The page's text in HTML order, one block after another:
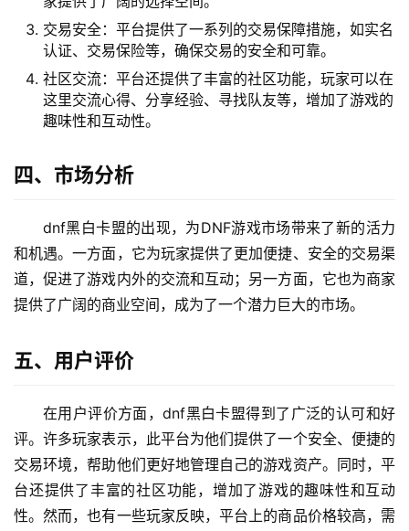
交易安全：平台提供了一系列的交易保障措施，如实名
认证、交易保险等，确保交易的安全和可靠。
社区交流：平台还提供了丰富的社区功能，玩家可以在
这里交流心得、分享经验、寻找队友等，增加了游戏的
趣味性和互动性。
四、市场分析
dnf黑白卡盟的出现，为DNF游戏市场带来了新的活力
和机遇。一方面，它为玩家提供了更加便捷、安全的交易渠
道，促进了游戏内外的交流和互动；另一方面，它也为商家
提供了广阔的商业空间，成为了一个潜力巨大的市场。
五、用户评价
在用户评价方面，dnf黑白卡盟得到了广泛的认可和好
评。许多玩家表示，此平台为他们提供了一个安全、便捷的
交易环境，帮助他们更好地管理自己的游戏资产。同时，平
台还提供了丰富的社区功能，增加了游戏的趣味性和互动
性。然而，也有一些玩家反映，平台上的商品价格较高，需